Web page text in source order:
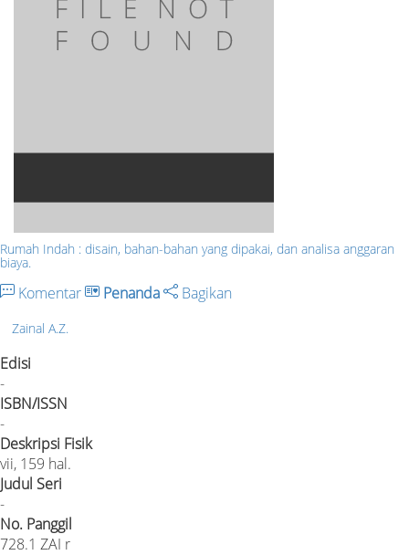
Rumah Indah : disain, bahan-bahan yang dipakai, dan analisa anggaran
biaya.
Komentar Penanda Bagikan
Zainal A.Z.
Edisi
-
ISBN/ISSN
-
Deskripsi Fisik
vii, 159 hal.
Judul Seri
-
No. Panggil
728.1 ZAI r